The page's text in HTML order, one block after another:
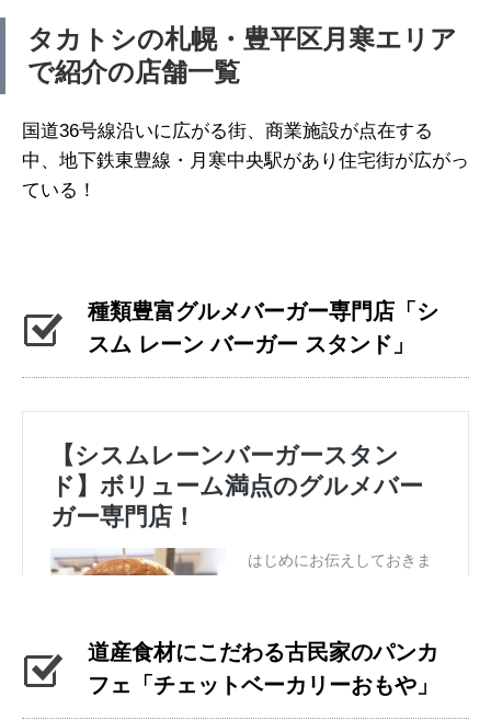
タカトシの札幌・豊平区月寒エリア
で紹介の店舗一覧
国道36号線沿いに広がる街、商業施設が点在する
中、地下鉄東豊線・月寒中央駅があり住宅街が広がっ
ている！
種類豊富グルメバーガー専門店「シ
スム レーン バーガー スタンド」
道産食材にこだわる古民家のパンカ
フェ「チェットベーカリーおもや」